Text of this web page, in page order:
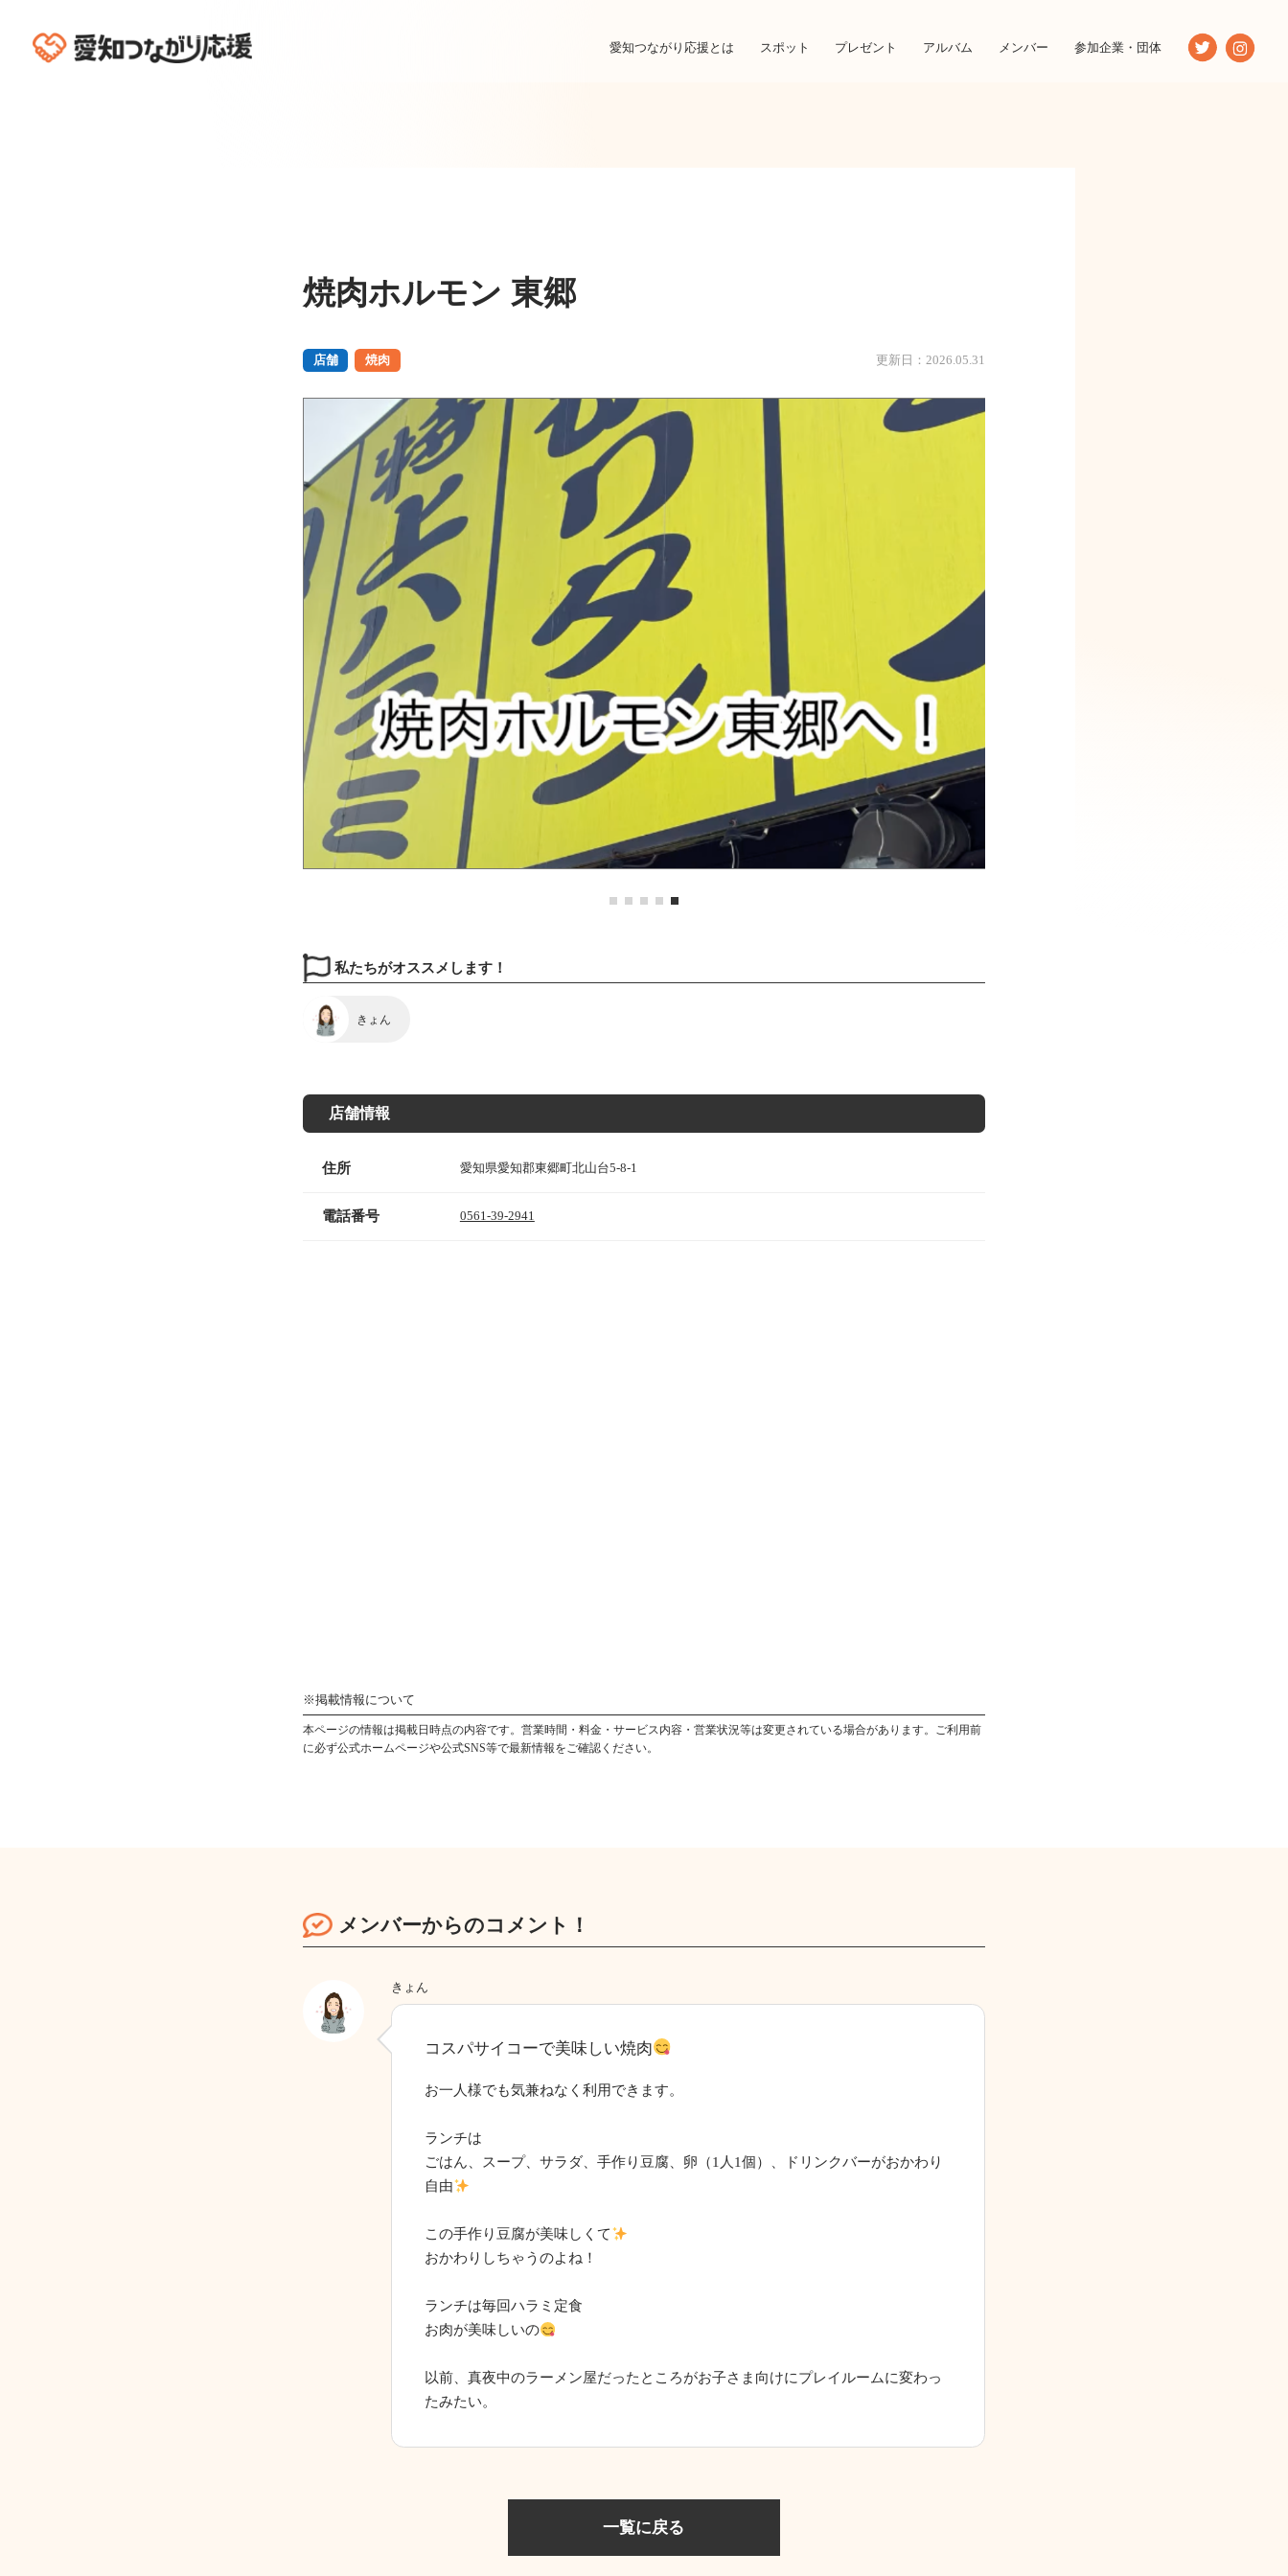
愛知つながり応援とは スポット プレゼント アルバム メンバー 参加企業・団体
焼肉ホルモン 東郷
店舗 焼肉 更新日：2026.05.31
私たちがオススメします！
きょん
店舗情報
住所 愛知県愛知郡東郷町北山台5-8-1
電話番号 0561-39-2941
※掲載情報について
本ページの情報は掲載日時点の内容です。営業時間・料金・サービス内容・営業状況等は変更されている場合があります。ご利用前
に必ず公式ホームページや公式SNS等で最新情報をご確認ください。
メンバーからのコメント！
きょん
コスパサイコーで美味しい焼肉
お一人様でも気兼ねなく利用できます。
ランチは
ごはん、スープ、サラダ、手作り豆腐、卵（1人1個）、ドリンクバーがおかわり
自由
この手作り豆腐が美味しくて
おかわりしちゃうのよね！
ランチは毎回ハラミ定食
お肉が美味しいの
以前、真夜中のラーメン屋だったところがお子さま向けにプレイルームに変わっ
たみたい。
一覧に戻る